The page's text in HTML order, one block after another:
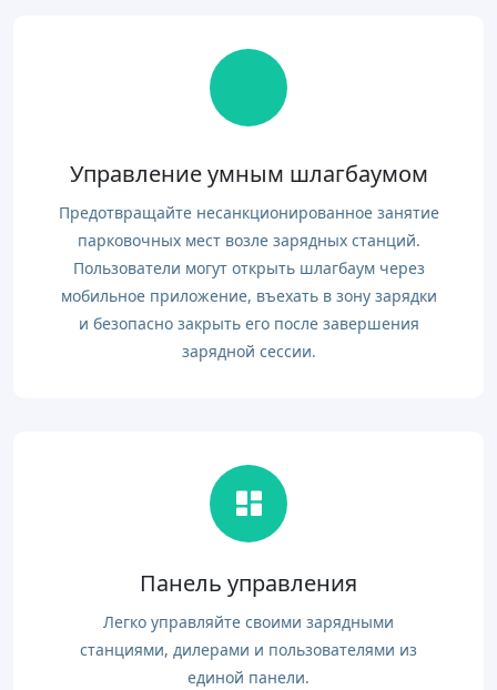
Управление умным шлагбаумом
Предотвращайте несанкционированное занятие
парковочных мест возле зарядных станций.
Пользователи могут открыть шлагбаум через
мобильное приложение, въехать в зону зарядки
и безопасно закрыть его после завершения
зарядной сессии.
Панель управления
Легко управляйте своими зарядными
станциями, дилерами и пользователями из
единой панели.